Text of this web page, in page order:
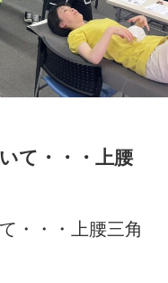
て・・・上腰
・・・上腰三角